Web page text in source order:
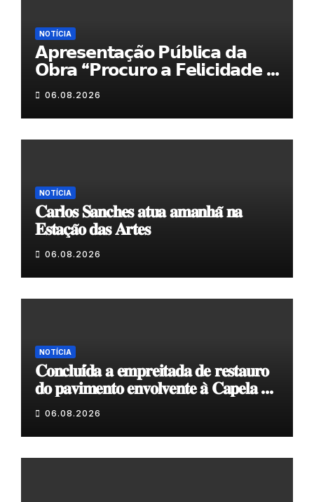
NOTÍCIA
𝗔𝗽𝗿𝗲𝘀𝗲𝗻𝘁𝗮𝗰̧𝗮̃𝗼 𝗣𝘂́𝗯𝗹𝗶𝗰𝗮 𝗱𝗮
𝗢𝗯𝗿𝗮 “𝗣𝗿𝗼𝗰𝘂𝗿𝗼 𝗮 𝗙𝗲𝗹𝗶𝗰𝗶𝗱𝗮𝗱𝗲 𝗲
𝗲𝗹𝗮 𝗺𝗼𝗿𝗮 𝗰𝗼𝗺𝗶𝗴𝗼”
06.08.2026
NOTÍCIA
𝐂𝐚𝐫𝐥𝐨𝐬 𝐒𝐚𝐧𝐜𝐡𝐞𝐬 𝐚𝐭𝐮𝐚 𝐚𝐦𝐚𝐧𝐡𝐚̃ 𝐧𝐚
𝐄𝐬𝐭𝐚𝐜̧𝐚̃𝐨 𝐝𝐚𝐬 𝐀𝐫𝐭𝐞𝐬
06.08.2026
NOTÍCIA
𝐂𝐨𝐧𝐜𝐥𝐮𝐢́𝐝𝐚 𝐚 𝐞𝐦𝐩𝐫𝐞𝐢𝐭𝐚𝐝𝐚 𝐝𝐞 𝐫𝐞𝐬𝐭𝐚𝐮𝐫𝐨
𝐝𝐨 𝐩𝐚𝐯𝐢𝐦𝐞𝐧𝐭𝐨 𝐞𝐧𝐯𝐨𝐥𝐯𝐞𝐧𝐭𝐞 𝐚̀ 𝐂𝐚𝐩𝐞𝐥𝐚 𝐝𝐞
𝐂𝐨𝐯𝐚𝐬
06.08.2026